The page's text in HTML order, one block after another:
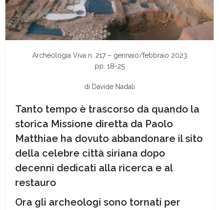
Archeologia Viva n. 217 – gennaio/febbraio 2023
pp. 18-25
di Davide Nadali
Tanto tempo è trascorso da quando la
storica Missione diretta da Paolo
Matthiae ha dovuto abbandonare il sito
della celebre città siriana dopo
decenni dedicati alla ricerca e al
restauro
Ora gli archeologi sono tornati per